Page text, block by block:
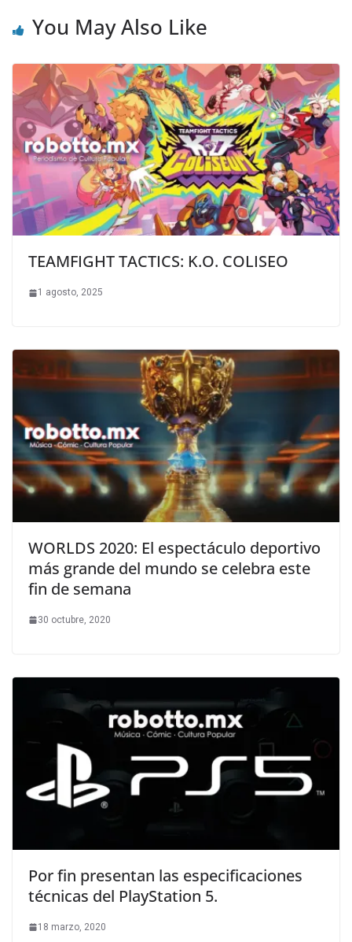
You May Also Like
TEAMFIGHT TACTICS: K.O. COLISEO
1 agosto, 2025
WORLDS 2020: El espectáculo deportivo
más grande del mundo se celebra este
fin de semana
30 octubre, 2020
Por fin presentan las especificaciones
técnicas del PlayStation 5.
18 marzo, 2020